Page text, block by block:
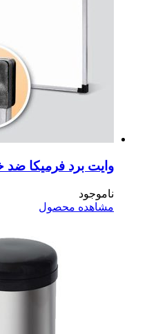
برد فرمیکا ضد خش کد 1100
محصول